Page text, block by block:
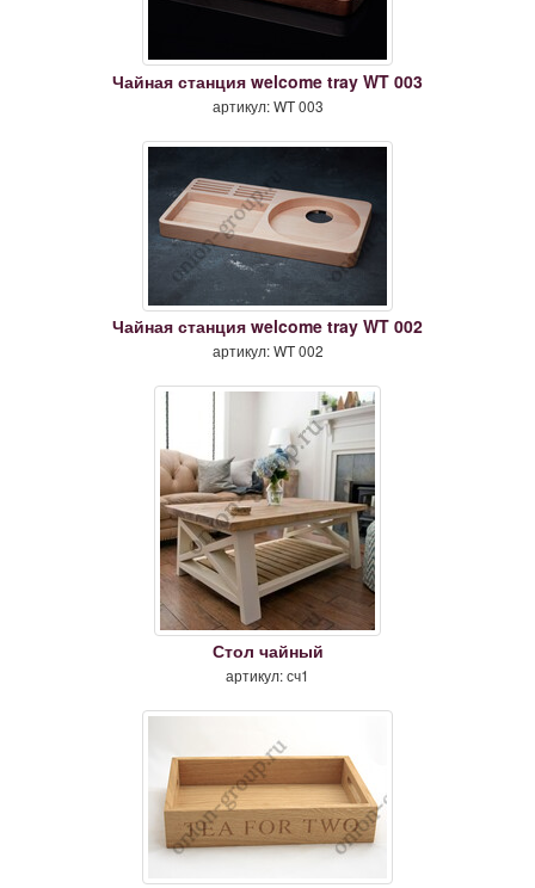
Чайная станция welcome tray WT 003
артикул: WT 003
Чайная станция welcome tray WT 002
артикул: WT 002
Стол чайный
артикул: сч1